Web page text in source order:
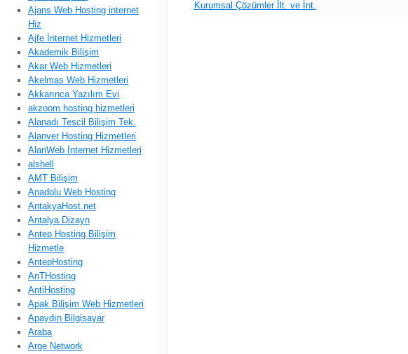
Kurumsal Çözümler İlt. ve İnt.
Ajans Web Hosting internet
Hiz
Ajfe İnternet Hizmetleri
Akademik Bilişim
Akar Web Hizmetleri
Akelmas Web Hizmetleri
Akkarınca Yazılım Evi
akzoom hosting hizmetleri
Alanadı Tescil Bilişim Tek.
Alanver Hosting Hizmetleri
AlanWeb İnternet Hizmetleri
alshell
AMT Bilişim
Anadolu Web Hosting
AntakyaHost.net
Antalya Dizayn
Antep Hosting Bilişim
Hizmetle
AntepHosting
AnTHosting
AntiHosting
Apak Bilişim Web Hizmetleri
Apaydın Bilgisayar
Araba
Arge Network